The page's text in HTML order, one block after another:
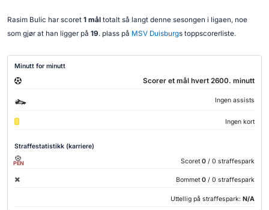
Rasim Bulic har scoret 1 måltotalt så langt denne sesongen i ligaen, noe
som gjør at han ligger på 19. plass på MSV Duisburgs toppscorerliste.
Minutt for minutt
Scorer et mål hvert 2600. minutt
Ingen assists
Ingen kort
Straffestatistikk (karriere)
PEN Scoret 0 / 0 straffespark
Bommet 0 / 0 straffespark
Uttellig på straffespark: N/A